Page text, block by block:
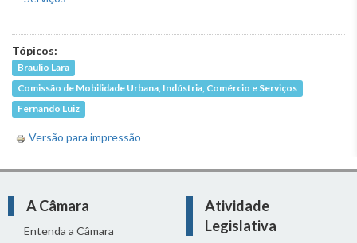
Tópicos:
Braulio Lara
Comissão de Mobilidade Urbana, Indústria, Comércio e Serviços
Fernando Luiz
Versão para impressão
A Câmara
Entenda a Câmara
Atividade
Legislativa